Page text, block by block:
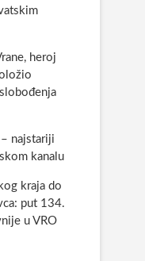
heroj
najstariji
kanalu
kraja do
put 134.
u VRO